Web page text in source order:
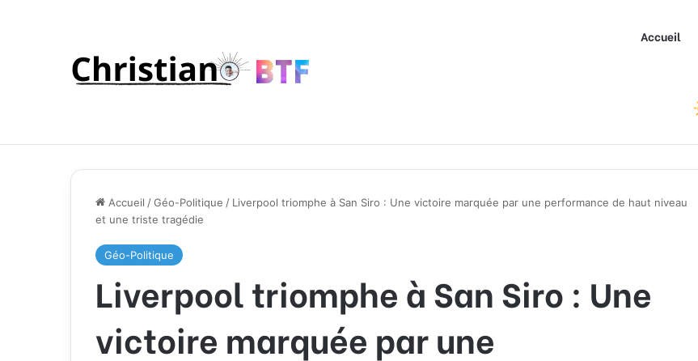
Accueil
Accueil /Géo-Politique / Liverpool triomphe à San Siro : Une victoire marquée par une performance de haut niveau
et une triste tragédie
Géo-Politique
Liverpool triomphe à San Siro : Une
victoire marquée par une